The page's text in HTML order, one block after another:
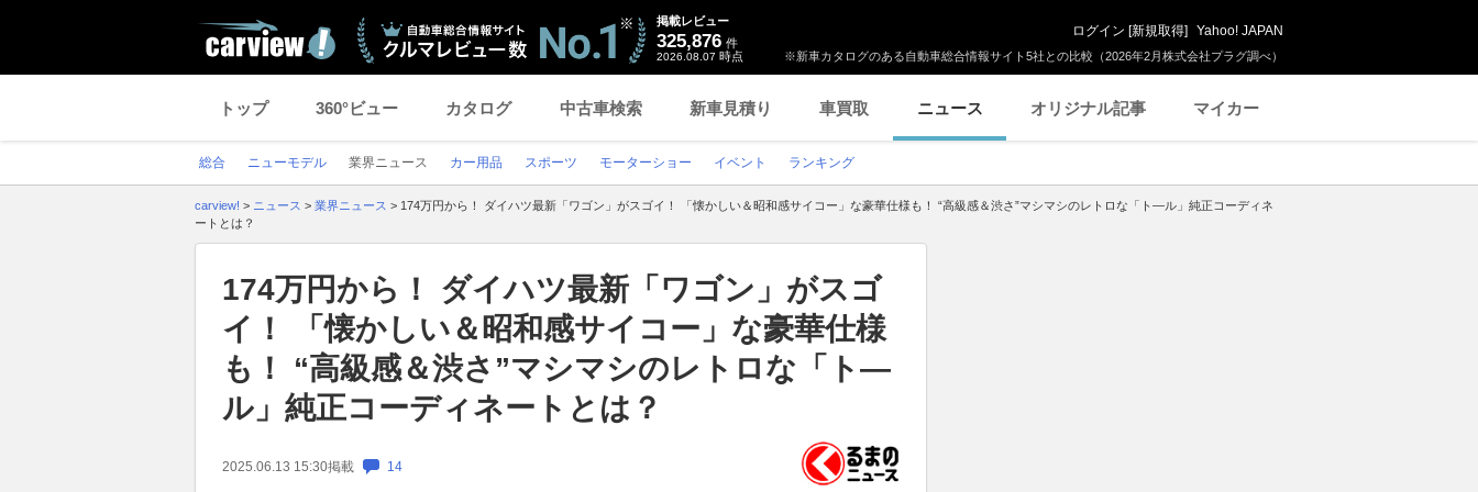
※新車カタログのある自動車総合情報サイト5社との比較（2026年2月株式会社プラグ調べ）
掲載レビュー
325,876 件
2026.08.07 時点
ログイン [新規取得] Yahoo! JAPAN
トップ 360°ビュー カタログ 中古車検索 新車見積り 車買取 ニュース オリジナル記事 マイカー
総合 ニューモデル 業界ニュース カー用品 スポーツ モーターショー イベント ランキング
carview! > ニュース > 業界ニュース > 174万円から！ ダイハツ最新「ワゴン」がスゴイ！ 「懐かしい＆昭和感サイコー」な豪華仕様も！ “高級感＆渋さ”マシマシのレトロな「ト―ル」純正コーディネ
ートとは？
174万円から！ ダイハツ最新「ワゴン」がスゴ
イ！ 「懐かしい＆昭和感サイコー」な豪華仕様
も！ “高級感＆渋さ”マシマシのレトロな「ト―
ル」純正コーディネートとは？
2025.06.13 15:30掲載 14